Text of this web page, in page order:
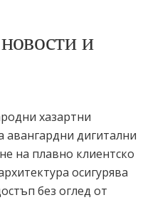
и
хазартни
авангардни дигитални
на плавно клиентско
осигурява
без оглед от